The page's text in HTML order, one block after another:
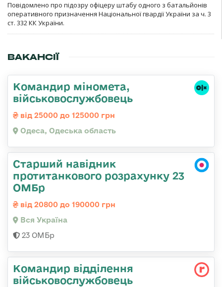
Повідомлено про підозру офіцеру штабу одного з батальйонів
оперативного призначення Національної гвардії України за ч. 3
ст. 332 КК України.
ВАКАНСІЇ
Командиp міномета,
військовослужбовець
від 25000 до 125000 грн
Одеса, Одеська область
Старший навідник
протитанкового розрахунку 23
ОМБр
від 20800 до 190000 грн
Вся Україна
23 ОМБр
Командир відділення
військовослужбовець